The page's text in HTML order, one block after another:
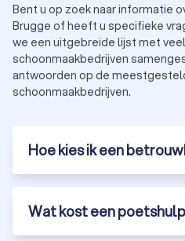
Bent u op zoek naar informatie
Brugge of heeft u specifieke
we een uitgebreide lijst met
schoonmaakbedrijven
antwoorden op de
schoonmaakbedrijven.
Hoe kies ik een
Wat kost een